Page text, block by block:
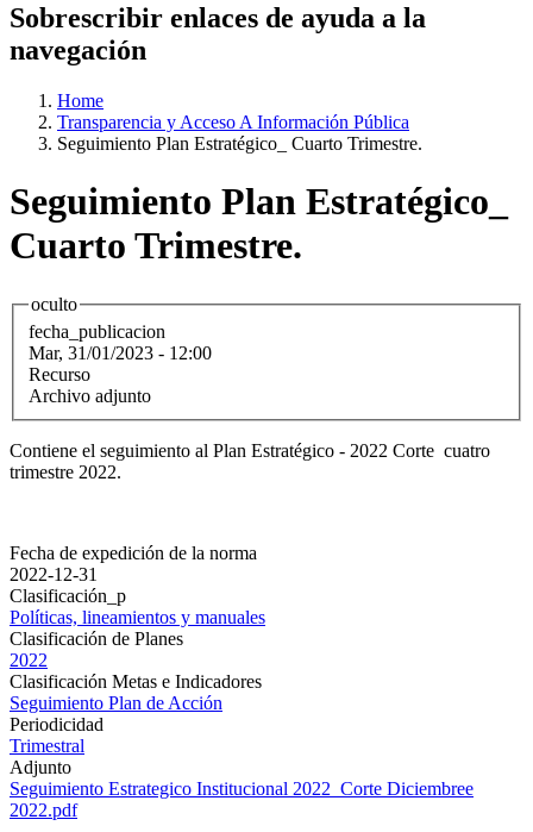
Sobrescribir enlaces de ayuda a la
navegación
Home
Transparencia y Acceso A Información Pública
Seguimiento Plan Estratégico_ Cuarto Trimestre.
Seguimiento Plan Estratégico_
Cuarto Trimestre.
oculto
fecha_publicacion
Mar, 31/01/2023 - 12:00
Recurso
Archivo adjunto
Contiene el seguimiento al Plan Estratégico - 2022 Corte cuatro
trimestre 2022.
Fecha de expedición de la norma
2022-12-31
Clasificación_p
Políticas, lineamientos y manuales
Clasificación de Planes
2022
Clasificación Metas e Indicadores
Seguimiento Plan de Acción
Periodicidad
Trimestral
Adjunto
Seguimiento Estrategico Institucional 2022_Corte Diciembree
2022.pdf